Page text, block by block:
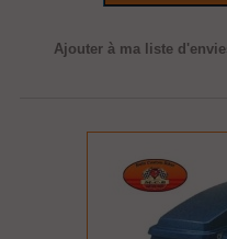
Ajouter à ma liste